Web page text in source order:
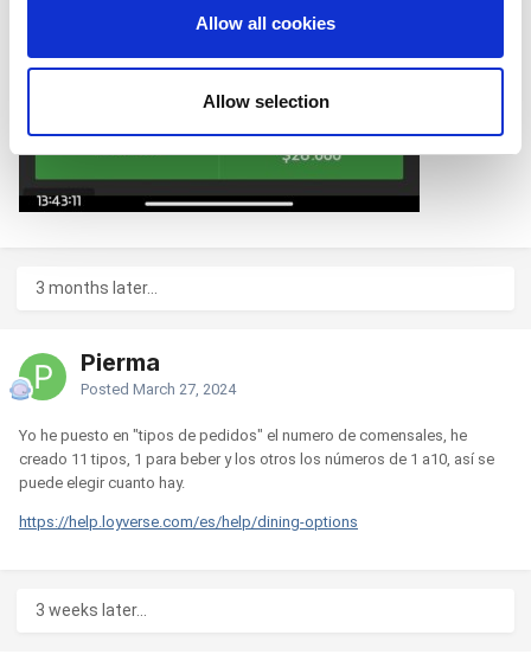
our social media, advertising and analytics partners who
may combine it with other information that you’ve
provided to them or that they’ve collected from your use
Allow all cookies
Allow selection
3 months later...
Pierma
Posted March 27, 2024
Yo he puesto en "tipos de pedidos" el numero de comensales, he
creado 11 tipos, 1 para beber y los otros los números de 1 a10, así se
puede elegir cuanto hay.
https://help.loyverse.com/es/help/dining-options
3 weeks later...